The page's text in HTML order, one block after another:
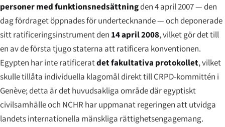
personer med funktionsnedsättningden 4 april 2007 — den
dag fördraget öppnades för undertecknande — och deponerade
sitt ratificeringsinstrument den 14 april 2008, vilket gör det till
en av de första tjugo staterna att ratificera konventionen.
Egypten har inte ratificeratdet fakultativa protokollet, vilket
skulle tillåta individuella klagomål direkt till CRPD-kommittén i
Genève; detta är det huvudsakliga område där egyptiskt
civilsamhälle och NCHR har uppmanat regeringen att utvidga
landets internationella mänskliga rättighetsengagemang.